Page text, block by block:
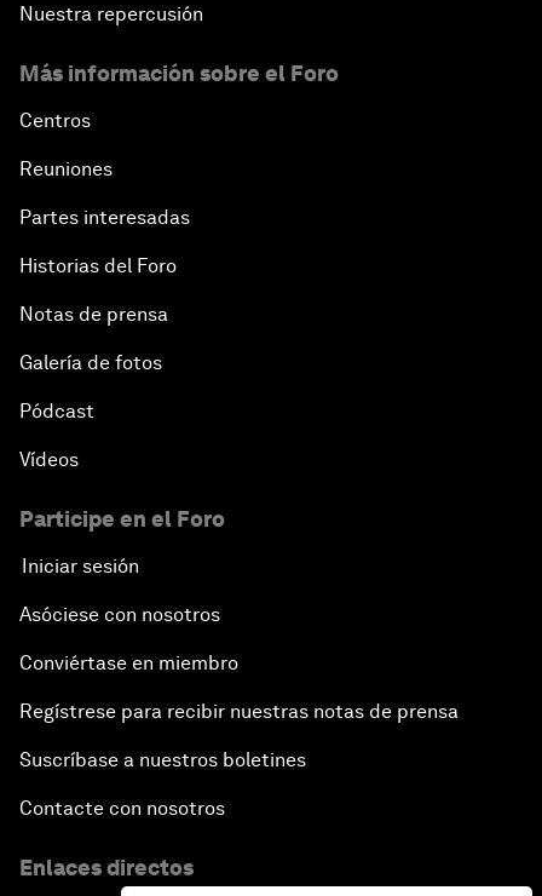
Nuestra repercusión
Más información sobre el Foro
Centros
Reuniones
Partes interesadas
Historias del Foro
Notas de prensa
Galería de fotos
Pódcast
Vídeos
Participe en el Foro
Iniciar sesión
Asóciese con nosotros
Conviértase en miembro
Regístrese para recibir nuestras notas de prensa
Suscríbase a nuestros boletines
Contacte con nosotros
Enlaces directos